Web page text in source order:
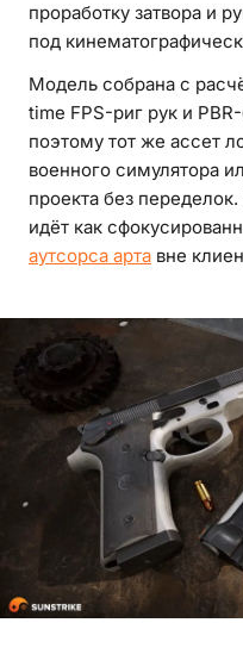
проработку затвора и
под
Модель собрана с
time FPS-риг рук и
поэтому тот же ассет
военного симулятора
проекта без
идёт как
аутсорса арта вне